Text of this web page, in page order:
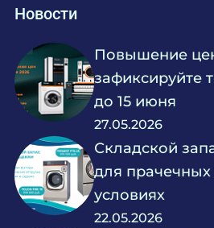
Новости
Повышение
зафиксируйте
до 15 июня
27.05.2026
Складской
для
условиях
22.05.2026